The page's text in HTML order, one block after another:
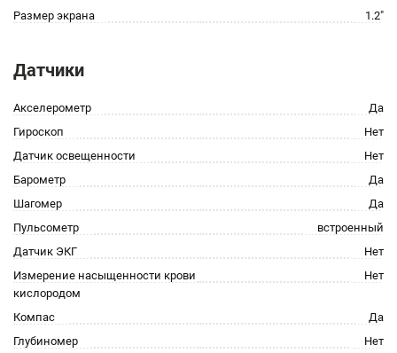
Размер экрана
1.2"
Датчики
Акселерометр
Да
Гироскоп
Нет
Датчик освещенности
Нет
Барометр
Да
Шагомер
Да
Пульсометр
встроенный
Датчик ЭКГ
Нет
Измерение насыщенности крови
кислородом
Нет
Компас
Да
Глубиномер
Нет